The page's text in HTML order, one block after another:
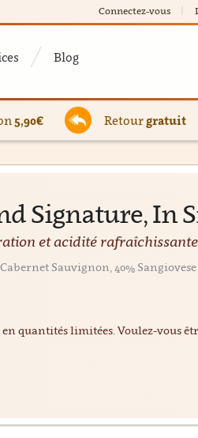
Connectez-vous
Blog
5,90€ Retour gratuit
Signature, In
et acidité rafraîchissante
Sauvignon, 40% Sangiovese
quantités limitées. Voulez-vous